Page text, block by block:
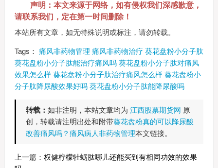
声明：本文来源于网络，如有侵权我们深感歉意，
请联系我们，定在第一时间删除！
本站所有文章，如无特殊说明或标注，请勿转载。
Tags： 痛风非药物管理 痛风非药物治疗 葵花盘粉小分子肽
葵花盘粉小分子肽能治疗痛风吗 葵花盘粉小分子肽对痛风
效果怎么样 葵花盘粉小分子肽治疗痛风怎么样 葵花盘粉小
分子肽降尿酸效果好吗 葵花盘粉小分子肽能降尿酸吗
转载： 如非注明，本站文章均为 江西股票期货网 原
创，转载请注明出处和附带葵花盘粉真的可以降尿酸
改善痛风吗？痛风病人非药物管理本文链接。
上一篇： 权健柠檬牡蛎肽哪儿还能买到有相同功效的效果